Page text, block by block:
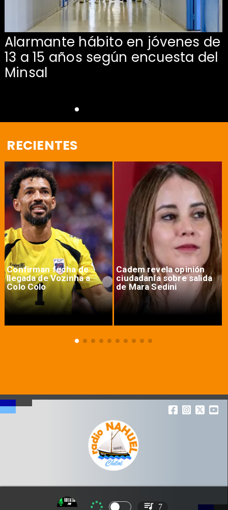
Alarmante hábito en jóvenes de
13 a 15 años según encuesta del
Minsal
RECIENTES
Confirman fecha de
llegada de Vozinha a
Colo Colo
Cadem revela opinión
ciudadanía sobre salida
de Mara Sedini
7